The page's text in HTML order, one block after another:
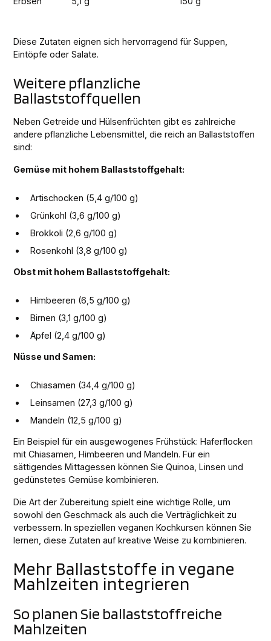
Diese Zutaten eignen sich hervorragend für Suppen,
Eintöpfe oder Salate.
Weitere pflanzliche
Ballaststoffquellen
Neben Getreide und Hülsenfrüchten gibt es zahlreiche
andere pflanzliche Lebensmittel, die reich an Ballaststoffen
sind:
Gemüse mit hohem Ballaststoffgehalt:
Artischocken (5,4 g/100 g)
Grünkohl (3,6 g/100 g)
Brokkoli (2,6 g/100 g)
Rosenkohl (3,8 g/100 g)
Obst mit hohem Ballaststoffgehalt:
Himbeeren (6,5 g/100 g)
Birnen (3,1 g/100 g)
Äpfel (2,4 g/100 g)
Nüsse und Samen:
Chiasamen (34,4 g/100 g)
Leinsamen (27,3 g/100 g)
Mandeln (12,5 g/100 g)
Ein Beispiel für ein ausgewogenes Frühstück: Haferflocken
mit Chiasamen, Himbeeren und Mandeln. Für ein
sättigendes Mittagessen können Sie Quinoa, Linsen und
gedünstetes Gemüse kombinieren.
Die Art der Zubereitung spielt eine wichtige Rolle, um
sowohl den Geschmack als auch die Verträglichkeit zu
verbessern. In speziellen veganen Kochkursen können Sie
lernen, diese Zutaten auf kreative Weise zu kombinieren.
Mehr Ballaststoffe in vegane
Mahlzeiten integrieren
So planen Sie ballaststoffreiche
Mahlzeiten